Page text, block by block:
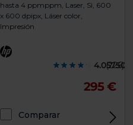
hasta 4 ppmppm, Laser, Sì, 600
x 600 dpipx, Láser color,
Impresión
(226)
295 €
Comparar